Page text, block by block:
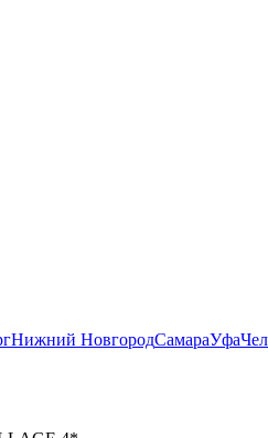
Нижний НовгородСамараУфа